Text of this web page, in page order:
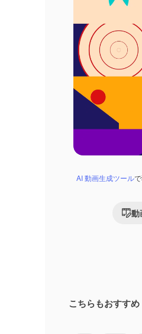
AI 動画生成ツール
動
こちらもおすすめ